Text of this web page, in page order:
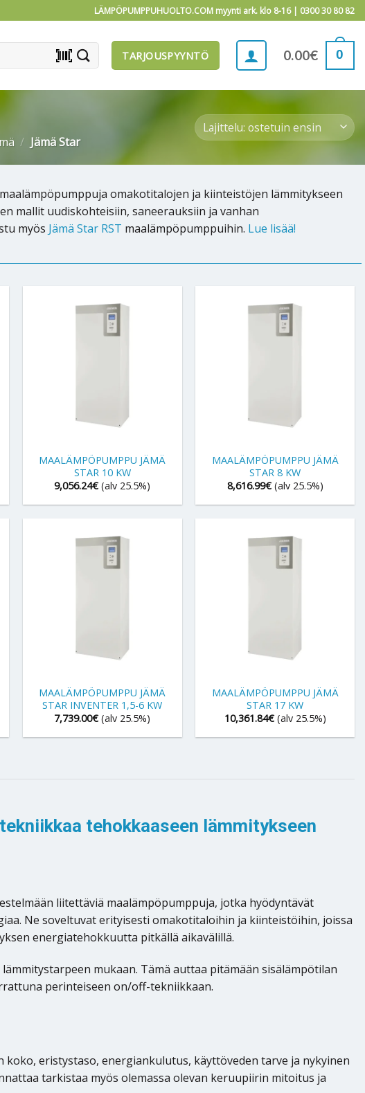
LÄMPÖPUMPPUHUOLTO.COM myynti ark. klo 8-16 | 0300 30 80 82
barcode_scanner TARJOUSPYYNTÖ 0.00€ 0
/ Jämä Star
omakotitalojen ja kiinteistöjen lämmitykseen
mallit uudiskohteisiin, saneerauksiin ja vanhan
myös Jämä Star RST maalämpöpumppuihin. Lue lisää!
MAALÄMPÖPUMPPU JÄMÄ
STAR 10 KW
9,056.24€ (alv 25.5%)
MAALÄMPÖPUMPPU JÄMÄ
STAR 8 KW
8,616.99€ (alv 25.5%)
MAALÄMPÖPUMPPU JÄMÄ
STAR INVENTER 1,5-6 KW
7,739.00€ (alv 25.5%)
MAALÄMPÖPUMPPU JÄMÄ
STAR 17 KW
10,361.84€ (alv 25.5%)
tehokkaaseen lämmitykseen
liitettäviä maalämpöpumppuja, jotka hyödyntävät
Ne soveltuvat erityisesti omakotitaloihin ja kiinteistöihin, joissa
energiatehokkuutta pitkällä aikavälillä.
mukaan. Tämä auttaa pitämään sisälämpötilan
perinteiseen on/off-tekniikkaan.
eristystaso, energiankulutus, käyttöveden tarve ja nykyinen
tarkistaa myös olemassa olevan keruupiirin mitoitus ja